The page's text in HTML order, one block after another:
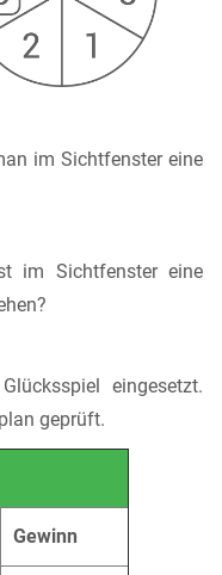
im Sichtfenster eine
im Sichtfenster eine
eingesetzt.
geprüft.
Gewinn